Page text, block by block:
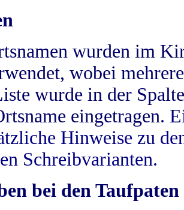
wurden im
wobei
wurde in der
eingetragen.
Hinweise zu
Schreibvarianten.
bei den Taufpaten